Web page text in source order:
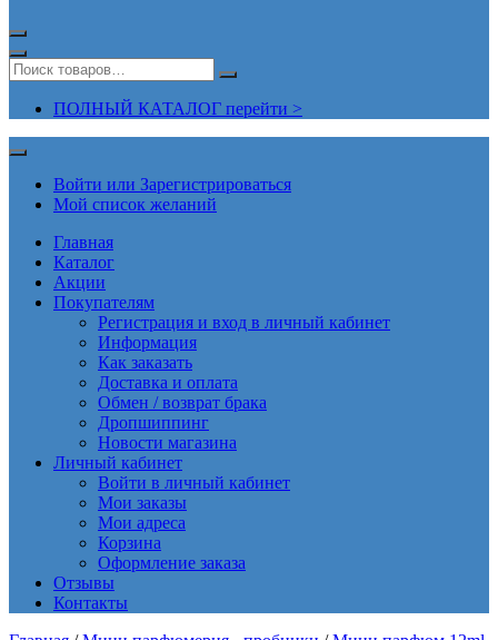
ПОЛНЫЙ КАТАЛОГ перейти >
Войти или Зарегистрироваться
Мой список желаний
Главная
Каталог
Акции
Покупателям
Регистрация и вход в личный кабинет
Информация
Как заказать
Доставка и оплата
Обмен / возврат брака
Дропшиппинг
Новости магазина
Личный кабинет
Войти в личный кабинет
Мои заказы
Мои адреса
Корзина
Оформление заказа
Отзывы
Контакты